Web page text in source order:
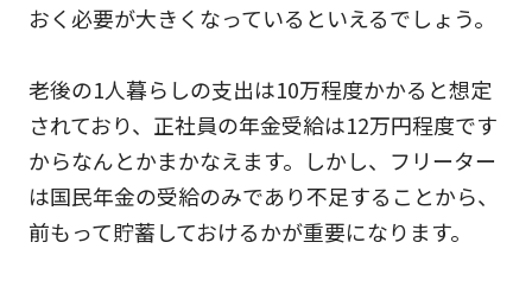
おく必要が大きくなっているといえるでしょう。
老後の1人暮らしの支出は10万程度かかると想定
されており、正社員の年金受給は12万円程度です
からなんとかまかなえます。しかし、フリーター
は国民年金の受給のみであり不足することから、
前もって貯蓄しておけるかが重要になります。